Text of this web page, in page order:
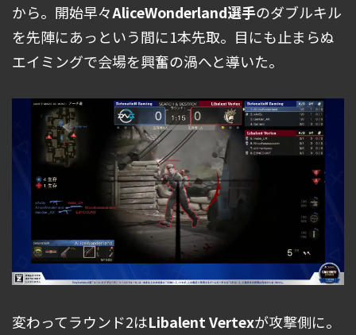
から。開始早々AliceWonderland選手のダブルキル
を先陣にあっという間に1本先取。目にも止まらぬ
エイミングで会場を興奮の渦へと導いた。
変わってラウンド2はLibalent Vertexが攻撃側に。